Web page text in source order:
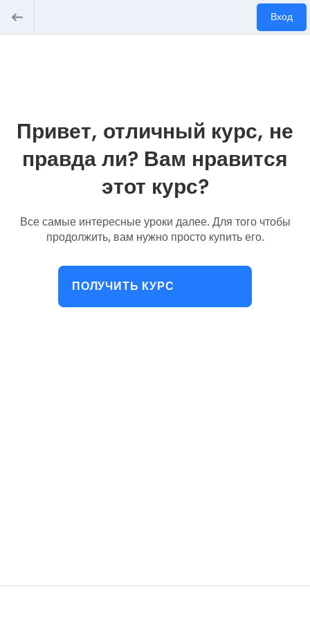
Вход
Привет, отличный курс, не
правда ли? Вам нравится
этот курс?
Все самые интересные уроки далее. Для того чтобы
продолжить, вам нужно просто купить его.
ПОЛУЧИТЬ КУРС